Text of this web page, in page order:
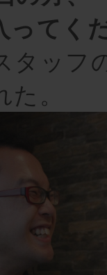
ってく
タッフ
。